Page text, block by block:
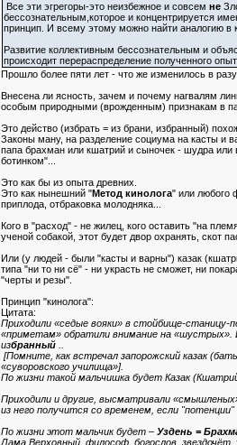
Все эти эгрегоры-это неизбежное и совсем не
бессознательным,которое и концентрируется
принцип. И всему этому можно найти аналогию в
Развитие коллективным бессознательным и
происходит перераспределение полученного
Прошло более пяти лет - что же изменилось в
Внесена ли ясность, зачем и почему нагвалям
особым природными (врожденным) признакам в
Это действо (избрать = из брани, избранный)
Законы ману, на разделение социума на касты и
папа брахман или кшатрий и сыночек - шудра или
ботинком"...
Это как бы из опыта древних.
Это как нынешний "Метод кинолога" или любого
приплода, отбраковка молодняка...
Кого в "расход" - не жилец, кого оставить "на
ученой собакой, этот будет двор охранять, скот
Или (у людей - были "касты и варны") казак
типа "ни то ни сё" - ни украсть не сможет, ни
"черты и резы".
Принцип "кинолога":
Цитата:
Приходили «седые вояки» в стойбище-станицу-
«приметам» обратили внимание на «шустрых».
избранный..
[Помните, как встречал запорожский казак
«суворовского училища»].
По жизни такой мальчишка будет Казак
Приходили и другие, высматривали
из него получится со временем, если "потенции"
По жизни этот мальчик будет – Уздень =
Лама Верховный, философ, богослов, звездочёт,